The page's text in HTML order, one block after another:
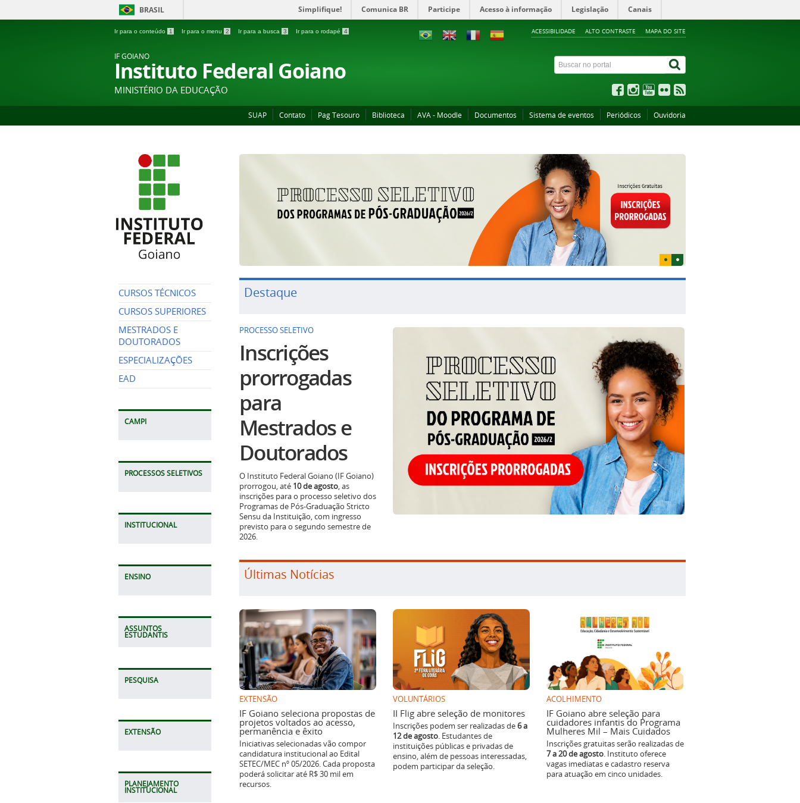
BRASIL Simplifique! Comunica BR Participe Acesso à informação Legislação Canais
Ir para o conteúdo 1 Ir para o menu 2 Ir para a busca 3 Ir para o rodapé 4 ACESSIBILIDADE ALTO CONTRASTE MAPA DO SITE
IF GOIANO
Instituto Federal Goiano
MINISTÉRIO DA EDUCAÇÃO
SUAP Contato Pag Tesouro Biblioteca AVA - Moodle Documentos Sistema de eventos Periódicos Ouvidoria
CURSOS TÉCNICOS
CURSOS SUPERIORES
MESTRADOS E
DOUTORADOS
ESPECIALIZAÇÕES
EAD
CAMPI
PROCESSOS SELETIVOS
INSTITUCIONAL
ENSINO
ASSUNTOS
ESTUDANTIS
PESQUISA
EXTENSÃO
PLANEJAMENTO
INSTITUCIONAL
Destaque
PROCESSO SELETIVO
Inscrições
prorrogadas
para
Mestrados e
Doutorados
O Instituto Federal Goiano (IF Goiano)
prorrogou, até 10 de agosto, as
inscrições para o processo seletivo dos
Programas de Pós-Graduação Stricto
Sensu da Instituição, com ingresso
previsto para o segundo semestre de
2026.
Últimas Notícias
EXTENSÃO
IF Goiano seleciona propostas de
projetos voltados ao acesso,
permanência e êxito
Iniciativas selecionadas vão compor
candidatura institucional ao Edital
SETEC/MEC nº 05/2026. Cada proposta
poderá solicitar até R$ 30 mil em
recursos.
VOLUNTÁRIOS
II Flig abre seleção de monitores
Inscrições podem ser realizadas de6 a
12 de agosto. Estudantes de
instituições públicas e privadas de
ensino, além de pessoas interessadas,
podem participar da seleção.
ACOLHIMENTO
IF Goiano abre seleção para
cuidadores infantis do Programa
Mulheres Mil – Mais Cuidados
Inscrições gratuitas serão realizadas de
7 a 20 de agosto. Instituto oferece
vagas imediatas e cadastro reserva
para atuação em cinco unidades.